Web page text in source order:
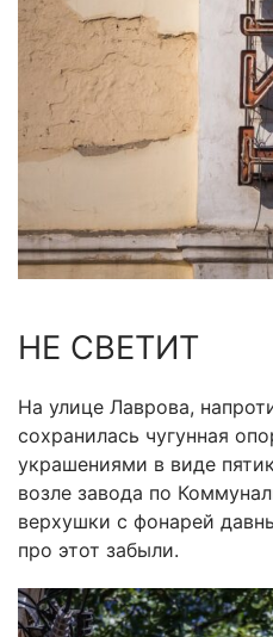
НЕ СВЕТИТ
На улице Лаврова,
сохранилась чугунная
украшениями в виде
возле завода по
верхушки с фонарей
про этот забыли.